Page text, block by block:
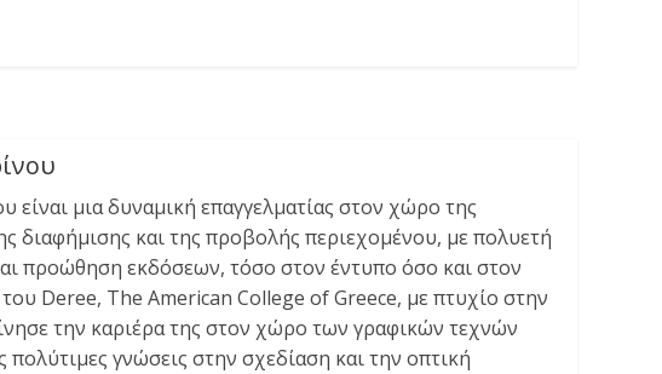
είναι μια δυναμική επαγγελματίας στον χώρο της
διαφήμισης και της προβολής περιεχομένου, με πολυετή
προώθηση εκδόσεων, τόσο στον έντυπο όσο και στον
Deree, The American College of Greece, με πτυχίο στην
την καριέρα της στον χώρο των γραφικών τεχνών
γνώσεις στην σχεδίαση και την οπτική